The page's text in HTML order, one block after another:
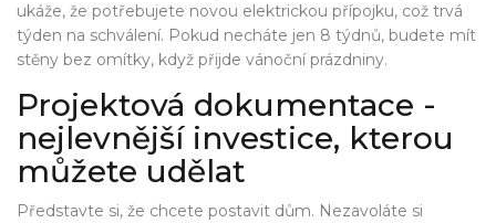
ukáže, že potřebujete novou elektrickou přípojku, což trvá
týden na schválení. Pokud necháte jen 8 týdnů, budete mít
stěny bez omítky, když přijde vánoční prázdniny.
Projektová dokumentace -
nejlevnější investice, kterou
můžete udělat
Představte si, že chcete postavit dům. Nezavoláte si